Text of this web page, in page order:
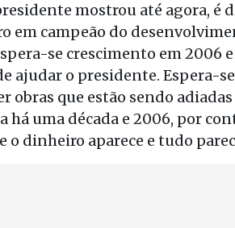
mostrou até agora, é
em campeão do
se crescimento em 2006
ajudar o presidente. Espera-
obras que estão sendo
uma década e 2006, por
dinheiro aparece e tudo